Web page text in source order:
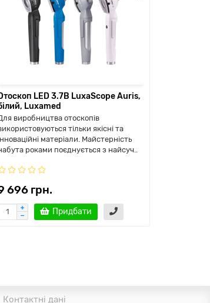
LED 3.7В LuxaScope Auris,
Luxamed
виробництва отоскопів
тільки якісні та
матеріали. Майстерність
роками поєднується з найсуч..
696 грн.
Придбати
Контактні дані